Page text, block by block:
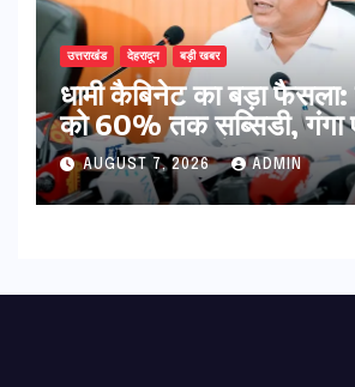
उत्तराखंड देहरादून बड़ी खबर
​धामी कैबिनेट का बड़ा
को 60% तक सब्सिडी, गंगा
का हरिद्वार तक होगा विस्तार
AUGUST 7, 2026 ADMIN